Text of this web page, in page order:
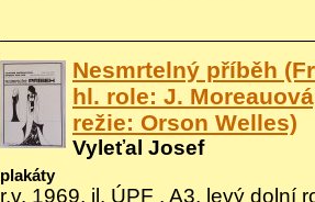
Nesmrtelný příběh
hl. role: J.
režie: Orson Welles)
Vyleťal Josef
plakáty
r.v. 1969, il. ÚPF , A3, levý dolní